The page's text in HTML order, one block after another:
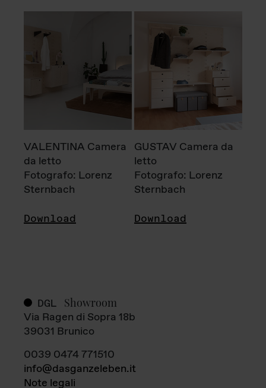
VALENTINA Camera
da letto
Fotografo: Lorenz
Sternbach
Download
GUSTAV Camera da
letto
Fotografo: Lorenz
Sternbach
Download
DGL Showroom
Via Ragen di Sopra 18b
39031 Brunico
0039 0474 771510
info@dasganzeleben.it
Note legali